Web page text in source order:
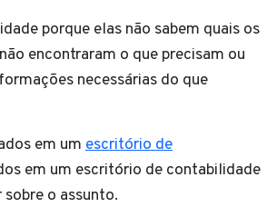
porque elas não sabem quais os
encontraram o que precisam ou
necessárias do que
em um escritório de
em um escritório de contabilidade
o assunto.